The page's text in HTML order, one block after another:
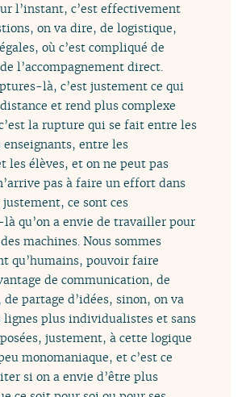
l’instant, c’est effectivement
on va dire, de logistique,
où c’est compliqué de
l’accompagnement direct.
là, c’est justement ce qui
et rend plus complexe
la rupture qui se fait entre les
entre les
les élèves, et on ne peut pas
pas à faire un effort dans
ce sont ces
qu’on a envie de travailler pour
machines. Nous sommes
qu’humains, pouvoir faire
de communication, de
partage d’idées, sinon, on va
lignes plus individualistes et sans
justement, à cette logique
monomaniaque, et c’est ce
si on a envie d’être plus